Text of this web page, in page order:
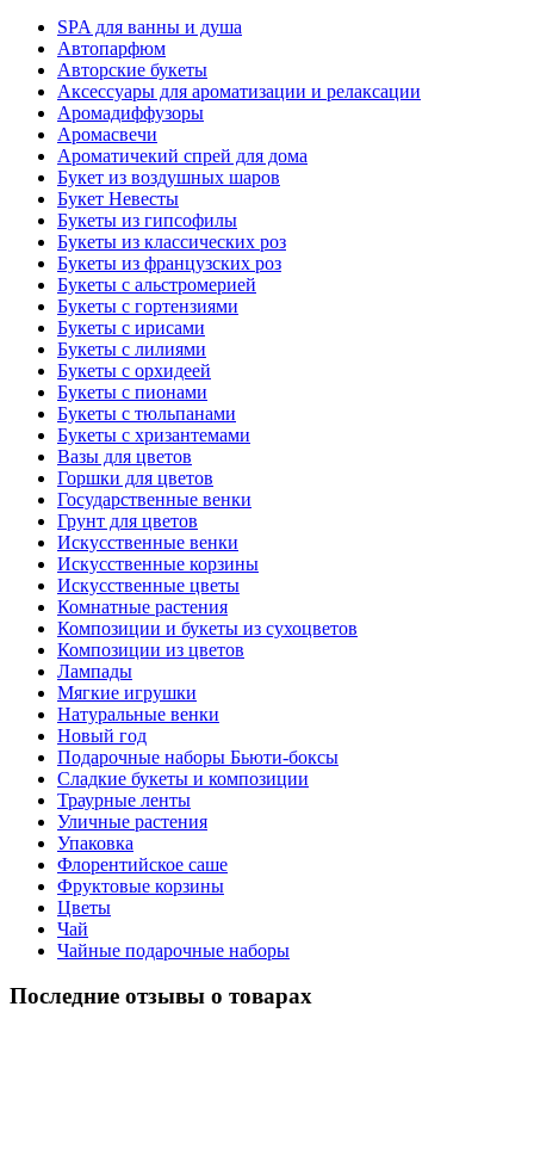
SPA для ванны и душа
Автопарфюм
Авторские букеты
Аксессуары для ароматизации и релаксации
Аромадиффузоры
Аромасвечи
Ароматичекий спрей для дома
Букет из воздушных шаров
Букет Невесты
Букеты из гипсофилы
Букеты из классических роз
Букеты из французских роз
Букеты с альстромерией
Букеты с гортензиями
Букеты с ирисами
Букеты с лилиями
Букеты с орхидеей
Букеты с пионами
Букеты с тюльпанами
Букеты с хризантемами
Вазы для цветов
Горшки для цветов
Государственные венки
Грунт для цветов
Искусственные венки
Искусственные корзины
Искусственные цветы
Комнатные растения
Композиции и букеты из сухоцветов
Композиции из цветов
Лампады
Мягкие игрушки
Натуральные венки
Новый год
Подарочные наборы Бьюти-боксы
Сладкие букеты и композиции
Траурные ленты
Уличные растения
Упаковка
Флорентийское саше
Фруктовые корзины
Цветы
Чай
Чайные подарочные наборы
Последние отзывы о товарах